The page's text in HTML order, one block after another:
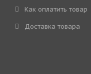
Как оплатить товар
Доставка товара